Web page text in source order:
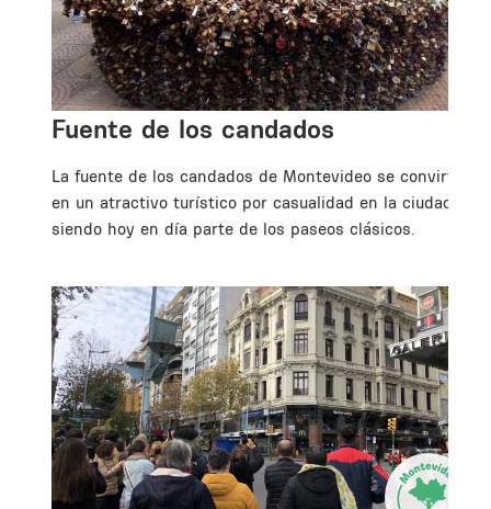
Fuente de los candados
La fuente de los candados de Montevideo se convirtió
en un atractivo turístico por casualidad en la ciudad,
siendo hoy en día parte de los paseos clásicos.